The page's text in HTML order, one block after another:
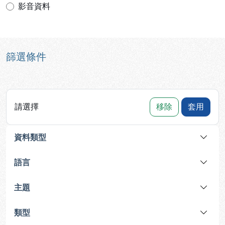
查詢模式：
影音資料
篩選條件
請選擇 移除 套用
資料類型
語言
主題
類型